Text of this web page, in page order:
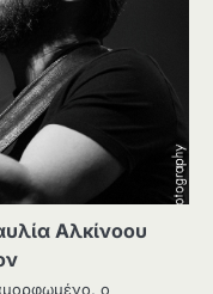
Αλκίνοου
ο